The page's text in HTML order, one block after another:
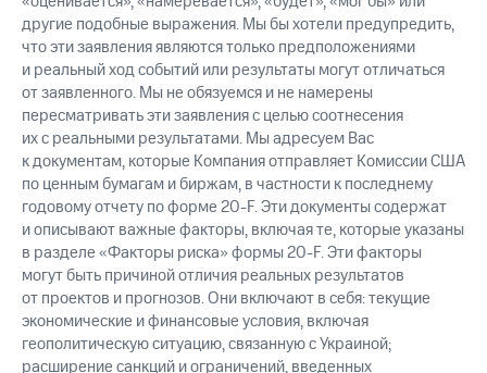
другие подобные выражения. Мы бы хотели предупредить,
что эти заявления являются только предположениями
и реальный ход событий или результаты могут отличаться
от заявленного. Мы не обязуемся и не намерены
пересматривать эти заявления с целью соотнесения
их с реальными результатами. Мы адресуем Вас
к документам, которые Компания отправляет Комиссии США
по ценным бумагам и биржам, в частности к последнему
годовому отчету по форме 20-F. Эти документы содержат
и описывают важные факторы, включая те, которые указаны
в разделе «Факторы риска» формы 20-F. Эти факторы
могут быть причиной отличия реальных результатов
от проектов и прогнозов. Они включают в себя: текущие
экономические и финансовые условия, включая
геополитическую ситуацию, связанную с Украиной;
расширение санкций и ограничений, введенных